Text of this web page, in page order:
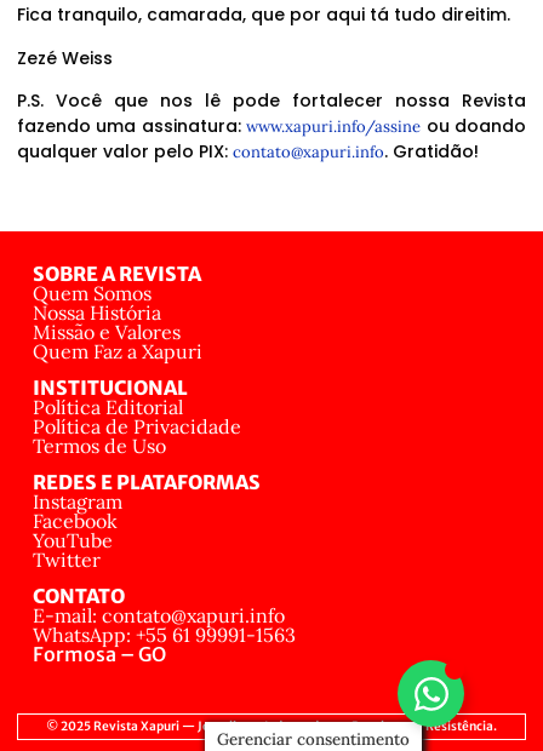
Fica tranquilo, camarada, que por aqui tá tudo direitim.
Zezé Weiss
P.S. Você que nos lê pode fortalecer nossa Revista
fazendo uma assinatura:www.xapuri.info/assine ou doando
qualquer valor pelo PIX: contato@xapuri.info. Gratidão!
SOBRE A REVISTA
Quem Somos
Nossa História
Missão e Valores
Quem Faz a Xapuri
INSTITUCIONAL
Política Editorial
Política de Privacidade
Termos de Uso
REDES E PLATAFORMAS
Instagram
Facebook
YouTube
Twitter
CONTATO
E-mail: contato@xapuri.info
WhatsApp: +55 61 99991-1563
Formosa – GO
© 2025 Revista Xapuri — Jornalismo Independente, Popular e de Resistência.
Gerenciar consentimento